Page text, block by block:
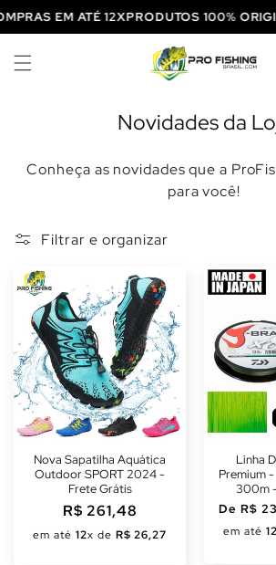
para o
conteúdo
EM ATÉ 12XPRODUTOS 100%
C
l
ã
o
:
Novidades da
Conheça as novidades que a
para você!
Filtrar e organizar
Nova Sapatilha Aquática
Outdoor SPORT 2024 -
Frete Grátis
Preço
normal
R$ 261,48
em até 12x de R$ 26,27
Linha
Premium
300m
Preço
normal
De R$
em até 12